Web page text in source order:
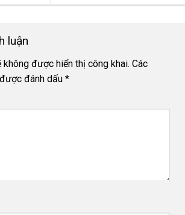
luận
không được hiển thị công khai. Các
đánh dấu *